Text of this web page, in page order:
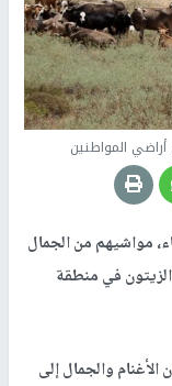
المواطنين
مواشيهم من الجمال
في منطقة
والجمال إلى